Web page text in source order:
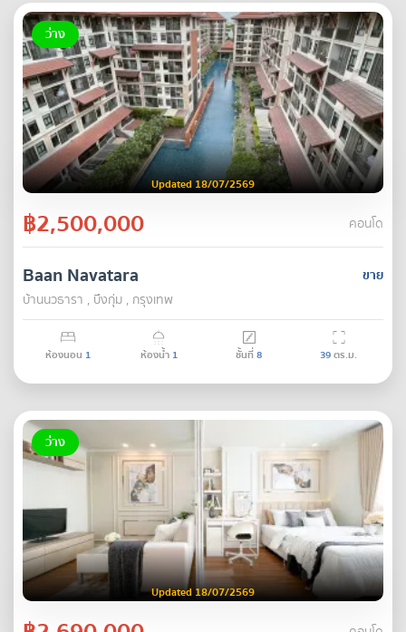
ว่าง
Updated 18/07/2569
฿2,500,000 คอนโด
ขาย
Baan Navatara
บ้านนวธารา , บึงกุ่ม , กรุงเทพ
ห้องนอน 1 ห้องน้ำ 1 ชั้นที่8 39ตร.ม.
ว่าง
Updated 18/07/2569